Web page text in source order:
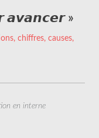
𝙖𝙫𝙖𝙣𝙘𝙚𝙧 »
chiffres, causes,
en interne